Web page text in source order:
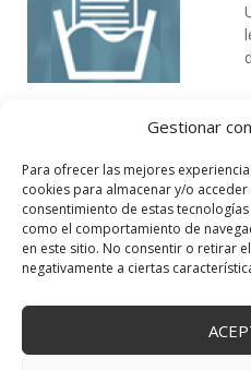
Gestionar
Para ofrecer las mejores
cookies para almacenar y/o
consentimiento de estas
como el comportamiento de
en este sitio. No consentir o retirar
negativamente a ciertas
DESIREE MARTÍN
…la realidad, es que cada día es